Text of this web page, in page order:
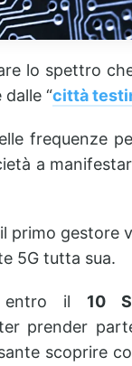
lo spettro
“città
frequenze
a
primo gestore
5G tutta sua.
entro il 10
prender parte
scoprire